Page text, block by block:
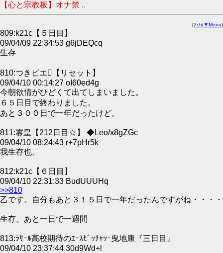
【心と宗教板】オナ禁 ..
[2ch| ▼Menu]
809:k21c【５日目】
09/04/09 22:34:53 g6jDEQcq
生存
810:つきピエ【リセット】
09/04/10 00:14:27 oI60ed4g
今朝欲情がひどくて出てしまいました。
６５日目で終わりました。
あと３００日で一年だったけど。
811:霊皇【212日目☆】 ◆Leo/x8gZGc
09/04/10 08:24:43 r+7pHr5k
我生存也。
812:k21c【６日目】
09/04/10 22:31:33 BudUUUHq
>>810
乙です。自分もあと３１５日で一年だったんですがね・・・・
生存。あと一日で一週間
813:ﾗｻｰﾙ高校期待のｴｰｽﾋﾟｯﾁｬｯｰ曳地康『三日目』
09/04/10 23:37:44 30d9Wd+l